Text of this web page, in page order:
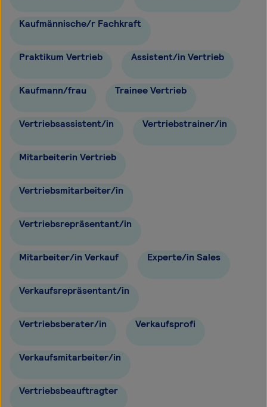
Kaufmännische/r Fachkraft
Praktikum Vertrieb Assistent/in Vertrieb
Kaufmann/frau Trainee Vertrieb
Vertriebsassistent/in Vertriebstrainer/in
Mitarbeiterin Vertrieb
Vertriebsmitarbeiter/in
Vertriebsrepräsentant/in
Mitarbeiter/in Verkauf Experte/in Sales
Verkaufsrepräsentant/in
Vertriebsberater/in Verkaufsprofi
Verkaufsmitarbeiter/in
Vertriebsbeauftragter